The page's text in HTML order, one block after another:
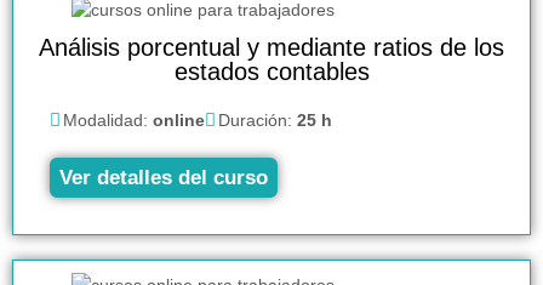
Análisis porcentual y mediante ratios de los
estados contables
Modalidad: online Duración: 25 h
Ver detalles del curso